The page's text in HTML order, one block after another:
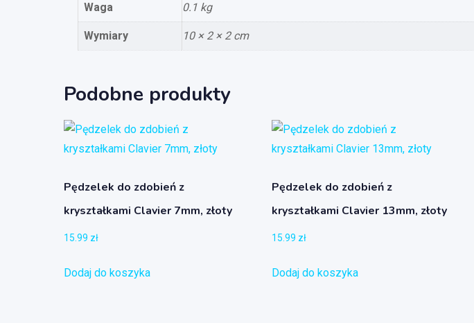
Waga 0.1 kg
Wymiary 10 × 2 × 2 cm
Podobne produkty
Pędzelek do zdobień z
kryształkami Clavier 7mm, złoty
15.99 zł
Dodaj do koszyka
Pędzelek do zdobień z
kryształkami Clavier 13mm, złoty
15.99 zł
Dodaj do koszyka